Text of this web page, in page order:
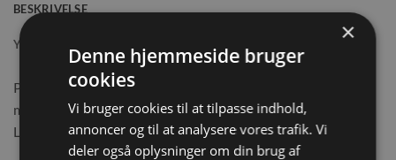
BESKRIVELSE
YDERLIGERE INFORMATION
Pawise Gnaverlegetøjs gulerod er lavet i 100% natur
materialer og indpakket i papirgarn.
Lavet af 100 % natur materiale.
×
Denne hjemmeside bruger
cookies
Vi bruger cookies til at tilpasse indhold,
annoncer og til at analysere vores trafik. Vi
deler også oplysninger om din brug af